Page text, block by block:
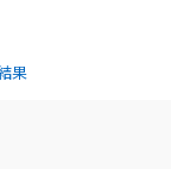
果